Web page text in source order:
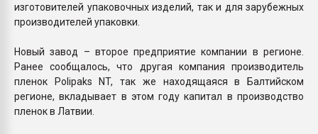
изготовителей упаковочных изделий, так и для зарубежных
производителей упаковки.
Новый завод – второе предприятие компании в регионе.
Ранее сообщалось, что другая компания производитель
пленок Polipaks NT, так же находящаяся в Балтийском
регионе, вкладывает в этом году капитал в производство
пленок в Латвии.